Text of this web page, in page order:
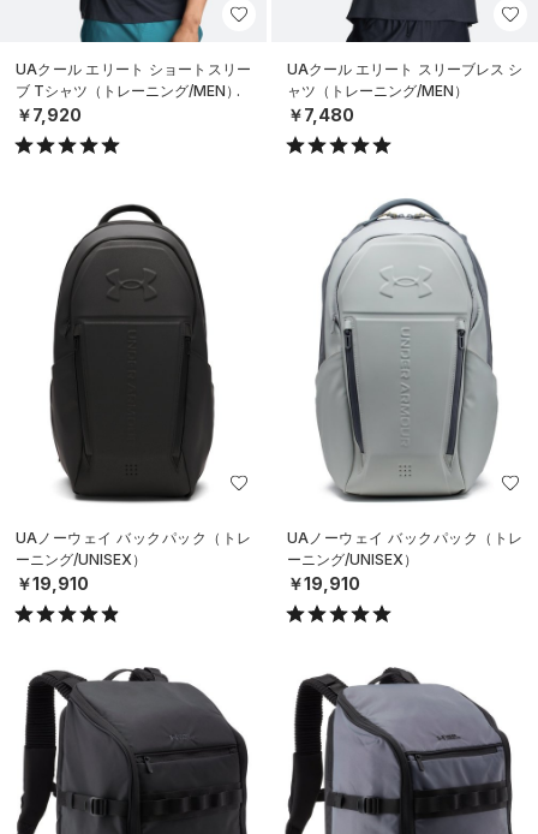
UAクール エリート ショートスリー
ブ Tシャツ（トレーニング/MEN）
￥7,920
UAクール エリート スリーブレス シ
ャツ（トレーニング/MEN）
￥7,480
UAノーウェイ バックパック（トレ
ーニング/UNISEX）
￥19,910
UAノーウェイ バックパック（トレ
ーニング/UNISEX）
￥19,910